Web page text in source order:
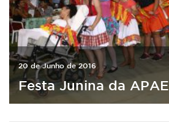
20 de Junho de 2016
Festa Junina da APAE